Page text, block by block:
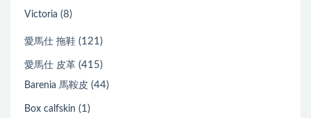
Victoria (8)
愛馬仕 拖鞋 (121)
愛馬仕 皮革 (415)
Barenia 馬鞍皮 (44)
Box calfskin (1)